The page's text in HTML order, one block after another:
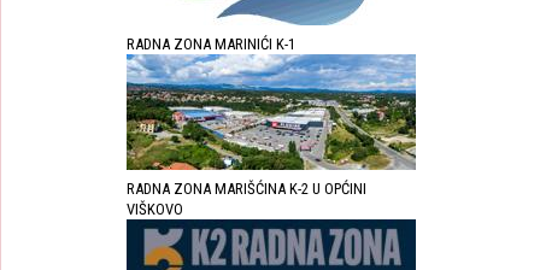
RADNA ZONA MARINIĆI K-1
RADNA ZONA MARIŠĆINA K-2 U OPĆINI
VIŠKOVO